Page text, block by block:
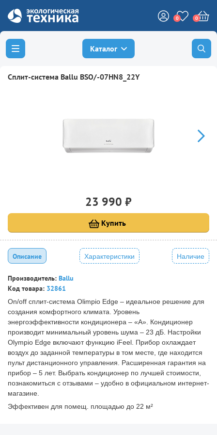
0 0
Каталог
Сплит-система Ballu BSO/-07HN8_22Y
23 990 ₽
Купить
Описание Характеристики Наличие
Производитель: Ballu
Код товара: 32861
On/off сплит-система Olimpio Edge – идеальное решение для
создания комфортного климата. Уровень
энергоэффективности кондиционера – «А». Кондиционер
производит минимальный уровень шума – 23 дБ. Настройки
Olympio Edge включают функцию iFeel. Прибор охлаждает
воздух до заданной температуры в том месте, где находится
пульт дистанционного управления. Расширенная гарантия на
прибор – 5 лет. Выбрать кондиционер по лучшей стоимости,
познакомиться с отзывами – удобно в официальном интернет-
магазине.
Эффективен для помещ. площадью до 22 м²